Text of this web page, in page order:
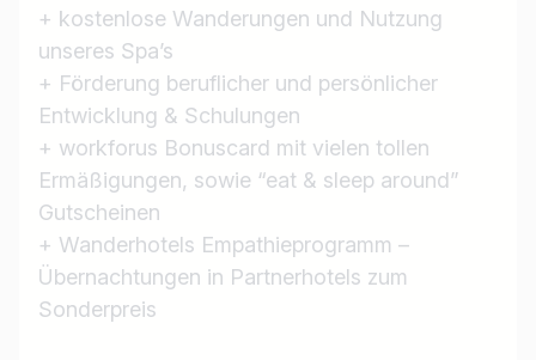
+ kostenlose Wanderungen und Nutzung
unseres Spa’s
+ Förderung beruflicher und persönlicher
Entwicklung & Schulungen
+ workforus Bonuscard mit vielen tollen
Ermäßigungen, sowie “eat & sleep around”
Gutscheinen
+ Wanderhotels Empathieprogramm –
Übernachtungen in Partnerhotels zum
Sonderpreis